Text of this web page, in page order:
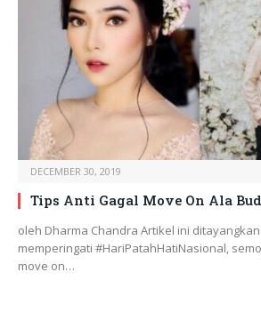
DECEMBER 30, 2019
Tips Anti Gagal Move On Ala
oleh Dharma Chandra Artikel ini
memperingati #HariPatahHatiNasional,
move on…